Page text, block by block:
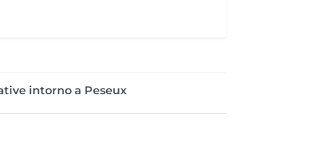
intorno a Peseux